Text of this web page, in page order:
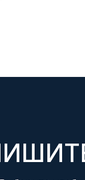
удобного
Работаем по ДМС